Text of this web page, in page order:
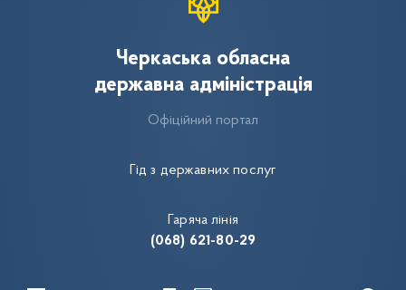
Гід з державних послуг
Черкаська обласна
державна адміністрація
Офіційний портал
Гаряча лінія
(068) 621-80-29